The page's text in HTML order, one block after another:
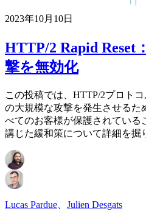
2023年10月10日
HTTP/2 Rapid Reset
撃を無効化
この投稿では、HTTP/2プロト
の大規模な攻撃を発生させるた
べてのお客様が保護されている
講じた緩和策について詳細を掘
Lucas Pardue Julien Desgats